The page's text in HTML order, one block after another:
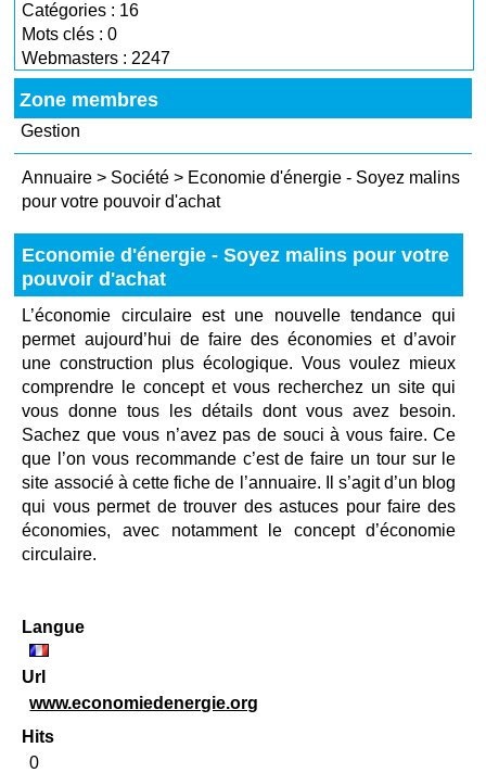
Catégories : 16
Mots clés : 0
Webmasters : 2247
Zone membres
Gestion
Annuaire > Société > Economie d'énergie - Soyez malins
pour votre pouvoir d'achat
Economie d'énergie - Soyez malins pour votre
pouvoir d'achat
L’économie circulaire est une nouvelle tendance qui
permet aujourd’hui de faire des économies et d’avoir
une construction plus écologique. Vous voulez mieux
comprendre le concept et vous recherchez un site qui
vous donne tous les détails dont vous avez besoin.
Sachez que vous n’avez pas de souci à vous faire. Ce
que l’on vous recommande c’est de faire un tour sur le
site associé à cette fiche de l’annuaire. Il s’agit d’un blog
qui vous permet de trouver des astuces pour faire des
économies, avec notamment le concept d’économie
circulaire.
Langue
Url
www.economiedenergie.org
Hits
0